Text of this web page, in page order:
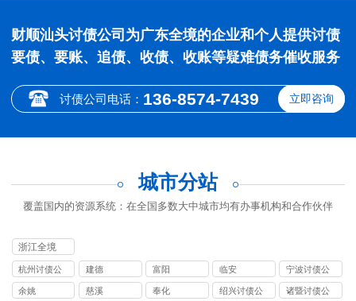
财顺汕头讨债公司为广东全境的企业和个人提供讨债
要债、要账、追债、收债、收账等疑难债务催收服务
讨债公司电话： 136-8574-7439 立即咨询
城市分站
覆盖国内的资源系统：在全国多数大中城市均有办事机构和合作伙伴
浙江全境
杭州讨债公
司
建德 富阳 临安
宁波讨债公
司
余姚 慈溪 奉化
绍兴讨债公
诸暨讨债公